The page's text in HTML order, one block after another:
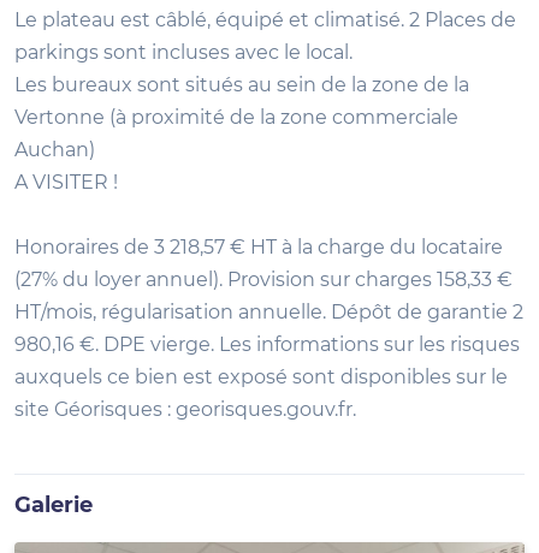
Le plateau est câblé, équipé et climatisé. 2 Places de
parkings sont incluses avec le local.
Les bureaux sont situés au sein de la zone de la
Vertonne (à proximité de la zone commerciale
Auchan)
A VISITER !
Honoraires de 3 218,57 € HT à la charge du locataire
(27% du loyer annuel). Provision sur charges 158,33 €
HT/mois, régularisation annuelle. Dépôt de garantie 2
980,16 €. DPE vierge. Les informations sur les risques
auxquels ce bien est exposé sont disponibles sur le
site Géorisques : georisques.gouv.fr.
Galerie